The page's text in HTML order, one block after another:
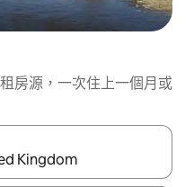
房源，一次住上一個月或
上下箭頭，或輕點、滑動裝置。